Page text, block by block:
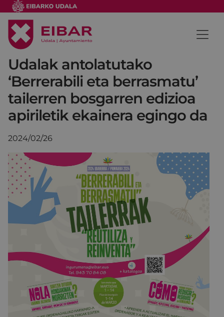
Udalak antolatutako
‘Berrerabili eta berrasmatu’
tailerren bosgarren edizioa
apiriletik ekainera egingo da
2024/02/26